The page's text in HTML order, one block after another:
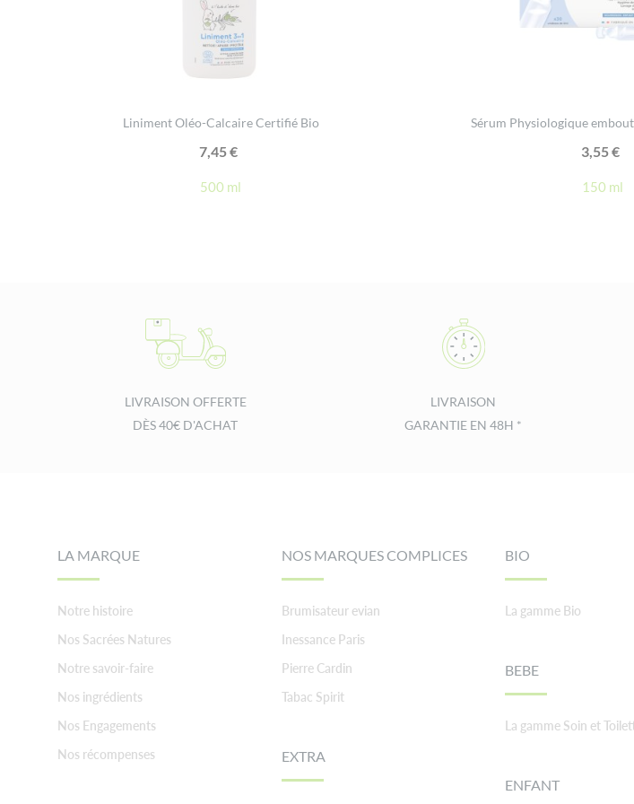
Liniment Oléo-Calcaire Certifié Bio
7,45€
500 ml
Sérum Physiologique
3,55€
150 ml
LIVRAISON OFFERTE
DÈS 40€ D'ACHAT
LIVRAISON
GARANTIE EN 48H *
LA MARQUE
Notre histoire
Nos Sacrées Natures
Notre savoir-faire
Nos ingrédients
Nos Engagements
Nos récompenses
NOS MARQUES COMPLICES
Brumisateur evian
Inessance Paris
Pierre Cardin
Tabac Spirit
EXTRA
BIO
La gamme Bio
BEBE
La gamme Soin et
ENFANT